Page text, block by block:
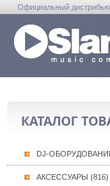
Официальный
КАТАЛОГ
DJ-
АКСЕССУАРЫ (816)